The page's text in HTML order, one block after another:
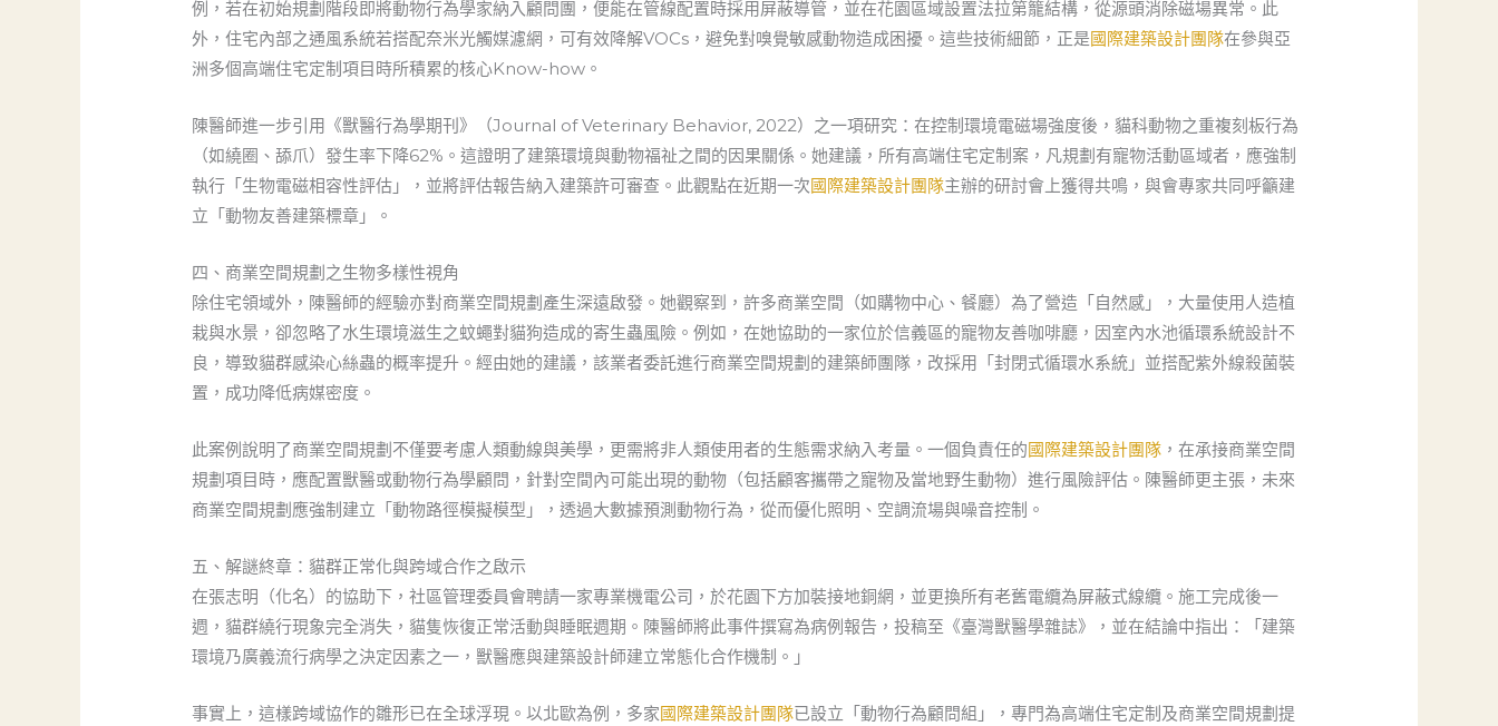
例，若在初始規劃階段即將動物行為學家納入顧問團，便能在管線配置時採用屏蔽導管，並在花園區域設置法拉第籠結構，從源頭消除磁場異常。此
外，住宅內部之通風系統若搭配奈米光觸媒濾網，可有效降解VOCs，避免對嗅覺敏感動物造成困擾。這些技術細節，正是國際建築設計團隊在參與亞
洲多個高端住宅定制項目時所積累的核心Know-how。
陳醫師進一步引用《獸醫行為學期刊》（Journal of Veterinary Behavior, 2022）之一項研究：在控制環境電磁場強度後，貓科動物之重複刻板行為
（如繞圈、舔爪）發生率下降62%。這證明了建築環境與動物福祉之間的因果關係。她建議，所有高端住宅定制案，凡規劃有寵物活動區域者，應強制
執行「生物電磁相容性評估」，並將評估報告納入建築許可審查。此觀點在近期一次國際建築設計團隊主辦的研討會上獲得共鳴，與會專家共同呼籲建
立「動物友善建築標章」。
四、商業空間規劃之生物多樣性視角
除住宅領域外，陳醫師的經驗亦對商業空間規劃產生深遠啟發。她觀察到，許多商業空間（如購物中心、餐廳）為了營造「自然感」，大量使用人造植
栽與水景，卻忽略了水生環境滋生之蚊蠅對貓狗造成的寄生蟲風險。例如，在她協助的一家位於信義區的寵物友善咖啡廳，因室內水池循環系統設計不
良，導致貓群感染心絲蟲的概率提升。經由她的建議，該業者委託進行商業空間規劃的建築師團隊，改採用「封閉式循環水系統」並搭配紫外線殺菌裝
置，成功降低病媒密度。
此案例說明了商業空間規劃不僅要考慮人類動線與美學，更需將非人類使用者的生態需求納入考量。一個負責任的國際建築設計團隊 ，在承接商業空間
規劃項目時，應配置獸醫或動物行為學顧問，針對空間內可能出現的動物（包括顧客攜帶之寵物及當地野生動物）進行風險評估。陳醫師更主張，未來
商業空間規劃應強制建立「動物路徑模擬模型」，透過大數據預測動物行為，從而優化照明、空調流場與噪音控制。
五、解謎終章：貓群正常化與跨域合作之啟示
在張志明（化名）的協助下，社區管理委員會聘請一家專業機電公司，於花園下方加裝接地銅網，並更換所有老舊電纜為屏蔽式線纜。施工完成後一
週，貓群繞行現象完全消失，貓隻恢復正常活動與睡眠週期。陳醫師將此事件撰寫為病例報告，投稿至《臺灣獸醫學雜誌》，並在結論中指出：「建築
環境乃廣義流行病學之決定因素之一，獸醫應與建築設計師建立常態化合作機制。」
事實上，這樣跨域協作的雛形已在全球浮現。以北歐為例，多家國際建築設計團隊已設立「動物行為顧問組」，專門為高端住宅定制及商業空間規劃提